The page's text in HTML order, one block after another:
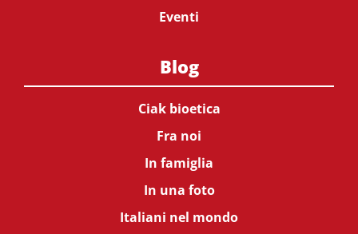
Eventi
Blog
Ciak bioetica
Fra noi
In famiglia
In una foto
Italiani nel mondo